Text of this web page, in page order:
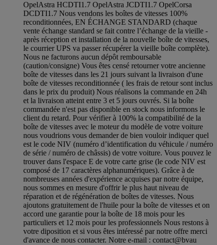
OpelAstra HCDTI1.7 OpelAstra JCDTI1.7 OpelCorsa
DCDTI1.7 Nous vendons les boîtes de vitesses 100%
reconditionnées, EN ÉCHANGE STANDARD (chaque
vente échange standard se fait contre l’échange de la vieille -
après réception et installation de la nouvelle boîte de vitesses,
le courrier UPS va passer récupérer la vieille boîte complète).
Nous ne facturons aucun dépôt remboursable
(caution/consigne) Vous êtes censé retourner votre ancienne
boîte de vitesses dans les 21 jours suivant la livraison d'une
boîte de vitesses reconditionnée ( les frais de retour sont inclus
dans le prix du produit) Nous réalisons la commande en 24h
et la livraison atteint entre 3 et 5 jours ouvrés. Si la boîte
commandée n'est pas disponible en stock nous informons le
client du retard. Pour vérifier à 100% la compatibilité de la
boîte de vitesses avec le moteur du modèle de votre voiture
nous voudrions vous demander de bien vouloir indiquer quel
est le code NIV (numéro d’identification du véhicule / numéro
de série / numéro de châssis) de votre voiture. Vous pouvez le
trouver dans l'espace E de votre carte grise (le code NIV est
composé de 17 caractères alphanumériques). Grâce à de
nombreuses années d'expérience acquises par notre équipe,
nous sommes en mesure d'offrir le plus haut niveau de
réparation et de régénération de boîtes de vitesses. Nous
ajoutons gratuitement de l'huile pour la boîte de vitesses et on
accord une garantie pour la boîte de 18 mois pour les
particuliers et 12 mois pour les professionnels Nous restons à
votre diposition et si vous êtes intéressé par notre offre merci
d'avance de nous contacter. Notre e-mail : contact@bvau